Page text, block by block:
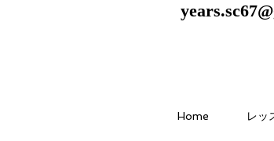
Home レッ